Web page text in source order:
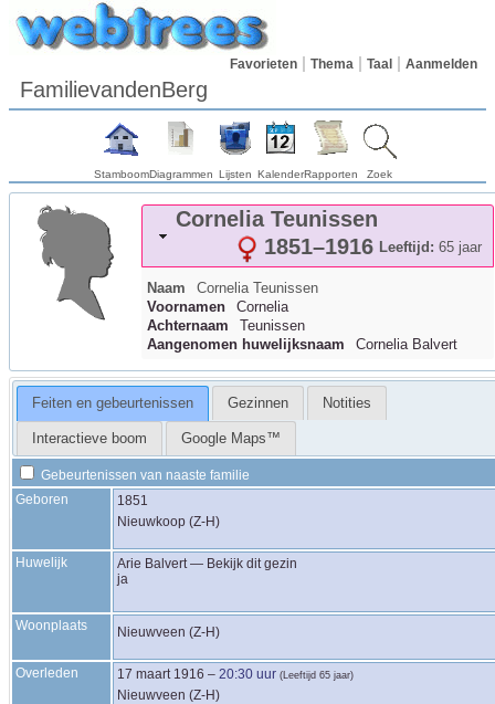
Favorieten Thema Taal Aanmelden
FamilievandenBerg
StamboomDiagrammen Lijsten KalenderRapporten Zoek
Cornelia Teunissen
Leeftijd: 65 jaar
1851–1916
Naam Cornelia Teunissen
Voornamen
Cornelia
Achternaam
Teunissen
Aangenomen huwelijksnaam
Cornelia Balvert
Feiten en gebeurtenissen Gezinnen Notities
Interactieve boom Google Maps™
Gebeurtenissen van naaste familie
Geboren
1851
Nieuwkoop (Z-H)
Huwelijk Arie Balvert— Bekijk dit gezin
ja
Woonplaats Nieuwveen (Z-H)
Overleden 17 maart 1916 – 20:30 uur (Leeftijd 65 jaar)
Nieuwveen (Z-H)